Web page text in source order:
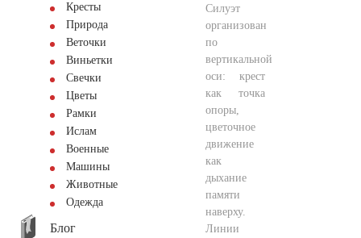
Кресты
Природа
Веточки
Виньетки
Свечки
Цветы
Рамки
Ислам
Военные
Машины
Животные
Одежда
Блог
Силуэт
организован
по
вертикальной
оси: крест
как точка
опоры,
цветочное
движение
как
дыхание
памяти
наверху.
Линии